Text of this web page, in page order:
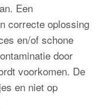
Een
correcte oplossing
en/of schone
door
voorkomen. De
en niet op